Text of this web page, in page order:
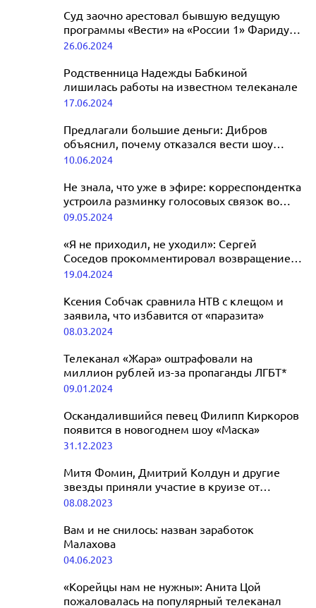
Суд заочно арестовал бывшую ведущую
программы «Вести» на «России 1» Фариду
Курбангалееву*
26.06.2024
Родственница Надежды Бабкиной
лишилась работы на известном телеканале
17.06.2024
Предлагали большие деньги: Дибров
объяснил, почему отказался вести шоу
«Дом» на ТНТ
10.06.2024
Не знала, что уже в эфире: корреспондентка
устроила разминку голосовых связок во
время трансляции парада в Москве
09.05.2024
«Я не приходил, не уходил»: Сергей
Соседов прокомментировал возвращение
на НТВ
19.04.2024
Ксения Собчак сравнила НТВ с клещом и
заявила, что избавится от «паразита»
08.03.2024
Телеканал «Жара» оштрафовали на
миллион рублей из-за пропаганды ЛГБТ*
09.01.2024
Оскандалившийся певец Филипп Киркоров
появится в новогоднем шоу «Маска»
31.12.2023
Митя Фомин, Дмитрий Колдун и другие
звезды приняли участие в круизе от
телеканала RU.TV
08.08.2023
Вам и не снилось: назван заработок
Малахова
04.06.2023
«Корейцы нам не нужны»: Анита Цой
пожаловалась на популярный телеканал